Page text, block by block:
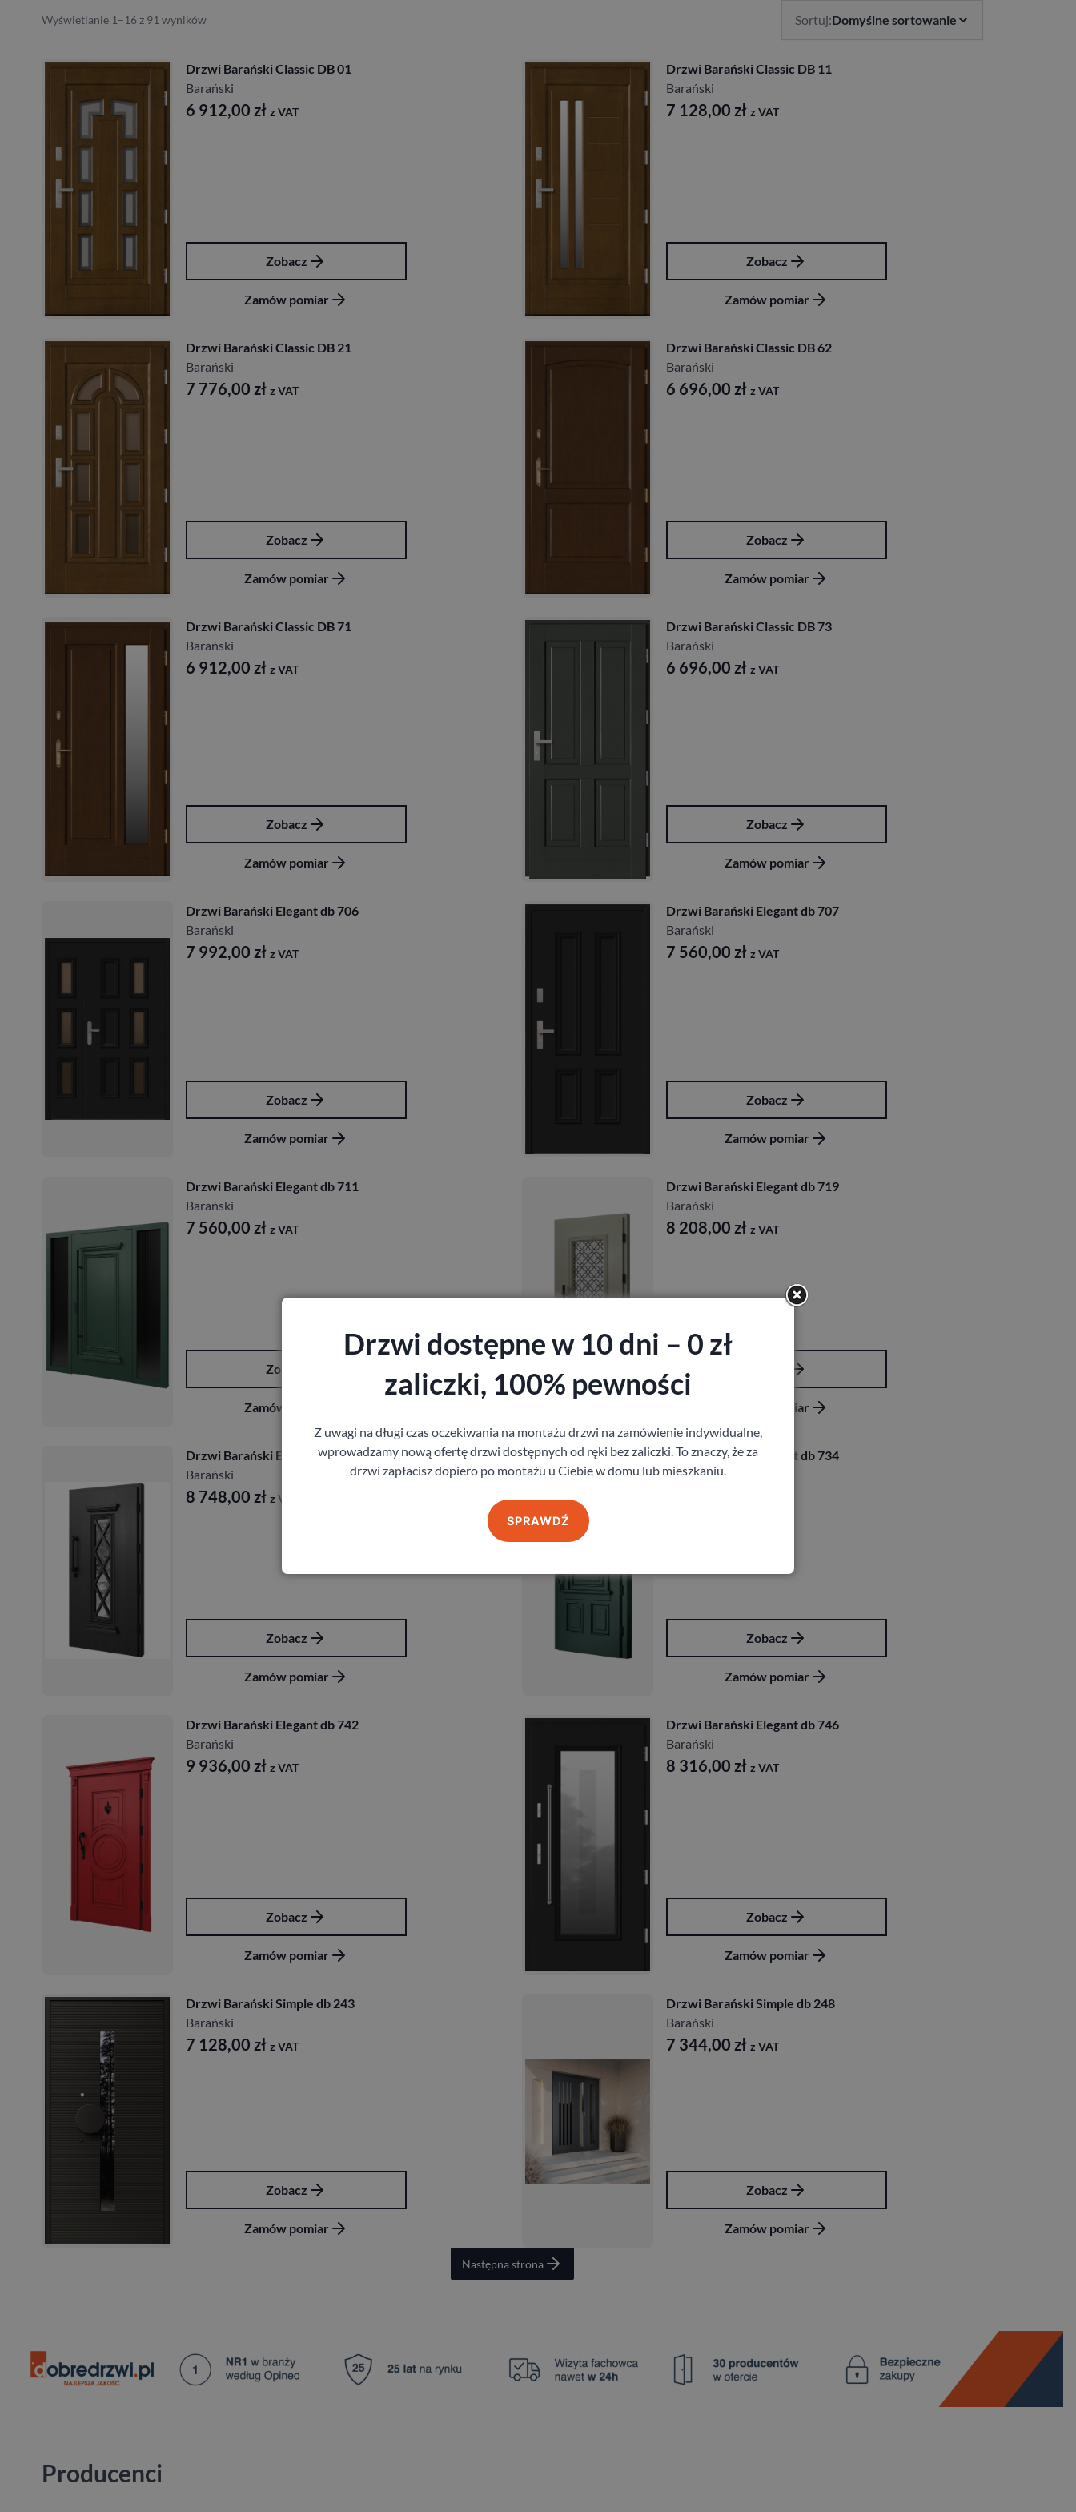
Wyświetlanie 1–16 z 91 wyników Sortuj:Domyślne sortowanie
Drzwi Barański Classic DB 01
Barański
6 912,00 zł z VAT
Zobacz
Zamów pomiar
Drzwi Barański Classic DB 11
Barański
7 128,00 zł z VAT
Zobacz
Zamów pomiar
Drzwi Barański Classic DB 21
Barański
7 776,00 zł z VAT
Zobacz
Zamów pomiar
Drzwi Barański Classic DB 62
Barański
6 696,00 zł z VAT
Zobacz
Zamów pomiar
Drzwi Barański Classic DB 71
Barański
6 912,00 zł z VAT
Zobacz
Zamów pomiar
Drzwi Barański Classic DB 73
Barański
6 696,00 zł z VAT
Zobacz
Zamów pomiar
Drzwi Barański Elegant db 706
Barański
7 992,00 zł z VAT
Zobacz
Zamów pomiar
Drzwi Barański Elegant db 707
Barański
7 560,00 zł z VAT
Zobacz
Zamów pomiar
Drzwi Barański Elegant db 711
Barański
7 560,00 zł z VAT
Zobacz
Zamów pomiar
Drzwi Barański Elegant db 719
Barański
8 208,00 zł z VAT
Zamów pomiar
Drzwi Barański Elegant db 726
Barański
8 748,00 zł z VAT
Zobacz
Zamów pomiar
Drzwi Barański Elegant db 734
Barański
Zobacz
Zamów pomiar
Drzwi Barański Elegant db 742
Barański
9 936,00 zł z VAT
Zobacz
Zamów pomiar
Drzwi Barański Elegant db 746
Barański
8 316,00 zł z VAT
Zobacz
Zamów pomiar
Drzwi Barański Simple db 243
Barański
7 128,00 zł z VAT
Zobacz
Zamów pomiar
Drzwi Barański Simple db 248
Barański
7 344,00 zł z VAT
Zobacz
Zamów pomiar
Następna strona
Producenci
Drzwi dostępne w 10 dni – 0 zł
zaliczki, 100% pewności
Z uwagi na długi czas oczekiwania na montażu drzwi na zamówienie indywidualne,
wprowadzamy nową ofertę drzwi dostępnych od ręki bez zaliczki. To znaczy, że za
drzwi zapłacisz dopiero po montażu u Ciebie w domu lub mieszkaniu.
SPRAWDŹ